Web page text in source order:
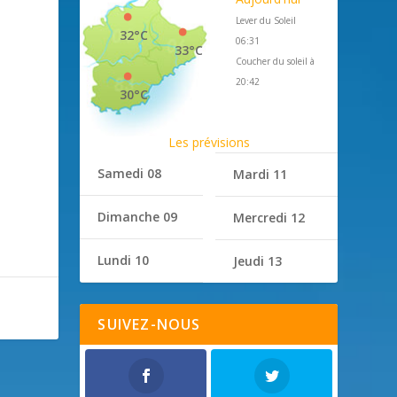
33°C
32°C
30°C
Lever du Soleil
06:31
Coucher du soleil à
20:42
Les prévisions
Samedi 08
Dimanche 09
Lundi 10
Mardi 11
Mercredi 12
Jeudi 13
SUIVEZ-NOUS